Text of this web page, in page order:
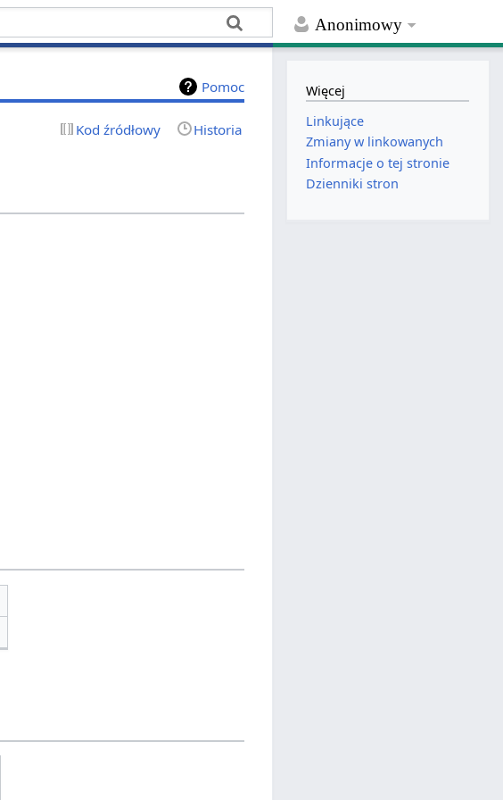
Anonimowy
Pomoc
Kod źródłowy Historia
Więcej
Linkujące
Zmiany w linkowanych
Informacje o tej stronie
Dzienniki stron